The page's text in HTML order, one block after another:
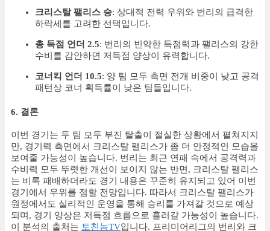
크리스탈 팰리스 승: 상대적 전력 우위와 번리의 급격한
하락세를 고려한 선택입니다.
총 득점 언더 2.5: 번리의 빈약한 득점력과 팰리스의 강한
수비를 감안하면 저득점 양상이 유력합니다.
코너킥 언더 10.5: 양 팀 모두 측면 전개 비중이 낮고 공격
패턴상 코너 획득률이 낮은 팀들입니다.
6. 결론
이번 경기는 두 팀 모두 부진 탈출이 절실한 상황에서 펼쳐지지
만, 경기력 측면에서 크리스탈 팰리스가 좀 더 안정적인 모습을
보여줄 가능성이 높습니다. 번리는 최근 연패 속에서 공격력과
수비력 모두 뚜렷한 개선이 보이지 않는 반면, 크리스탈 팰리스
는 비록 패배하더라도 경기 내용은 꾸준히 유지되고 있어 이번
경기에서 우위를 점할 전망입니다. 따라서 크리스탈 팰리스가
원정에서도 실리적인 운영을 통해 승리를 가져갈 것으로 예상
되며, 경기 양상은 저득점 흐름으로 흘러갈 가능성이 높습니다.
이 분석의 출처는 토친놈TV입니다. 프리미어리그의 번리와 크